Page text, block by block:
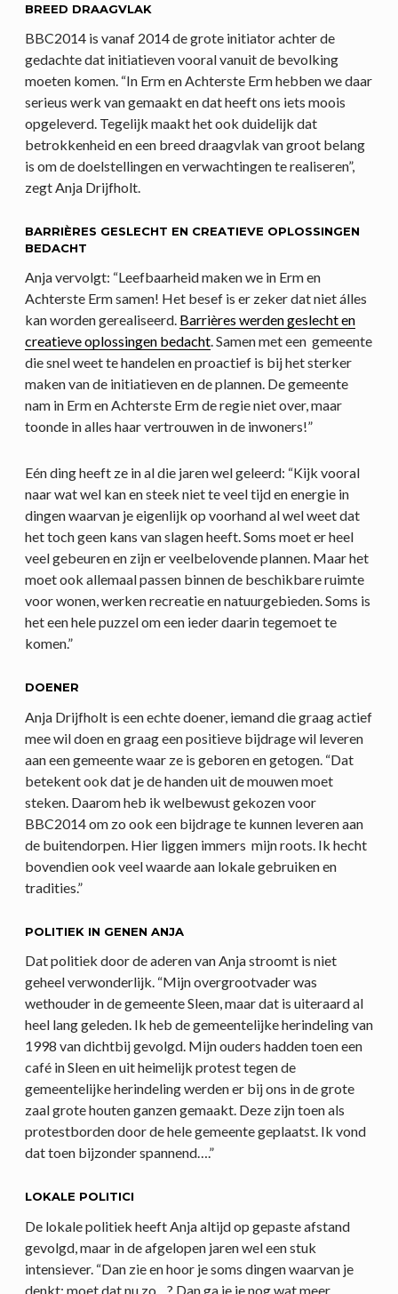
BREED DRAAGVLAK
BBC2014 is vanaf 2014 de grote initiator achter de
gedachte dat initiatieven vooral vanuit de bevolking
moeten komen. “In Erm en Achterste Erm hebben we daar
serieus werk van gemaakt en dat heeft ons iets moois
opgeleverd. Tegelijk maakt het ook duidelijk dat
betrokkenheid en een breed draagvlak van groot belang
is om de doelstellingen en verwachtingen te realiseren”,
zegt Anja Drijfholt.
BARRIÈRES GESLECHT EN CREATIEVE OPLOSSINGEN
BEDACHT
Anja vervolgt: “Leefbaarheid maken we in Erm en
Achterste Erm samen! Het besef is er zeker dat niet álles
kan worden gerealiseerd. Barrières werden geslecht en
creatieve oplossingen bedacht. Samen met een gemeente
die snel weet te handelen en proactief is bij het sterker
maken van de initiatieven en de plannen. De gemeente
nam in Erm en Achterste Erm de regie niet over, maar
toonde in alles haar vertrouwen in de inwoners!”
Eén ding heeft ze in al die jaren wel geleerd: “Kijk vooral
naar wat wel kan en steek niet te veel tijd en energie in
dingen waarvan je eigenlijk op voorhand al wel weet dat
het toch geen kans van slagen heeft. Soms moet er heel
veel gebeuren en zijn er veelbelovende plannen. Maar het
moet ook allemaal passen binnen de beschikbare ruimte
voor wonen, werken recreatie en natuurgebieden. Soms is
het een hele puzzel om een ieder daarin tegemoet te
komen.”
DOENER
Anja Drijfholt is een echte doener, iemand die graag actief
mee wil doen en graag een positieve bijdrage wil leveren
aan een gemeente waar ze is geboren en getogen. “Dat
betekent ook dat je de handen uit de mouwen moet
steken. Daarom heb ik welbewust gekozen voor
BBC2014 om zo ook een bijdrage te kunnen leveren aan
de buitendorpen. Hier liggen immers mijn roots. Ik hecht
bovendien ook veel waarde aan lokale gebruiken en
tradities.”
POLITIEK IN GENEN ANJA
Dat politiek door de aderen van Anja stroomt is niet
geheel verwonderlijk. “Mijn overgrootvader was
wethouder in de gemeente Sleen, maar dat is uiteraard al
heel lang geleden. Ik heb de gemeentelijke herindeling van
1998 van dichtbij gevolgd. Mijn ouders hadden toen een
café in Sleen en uit heimelijk protest tegen de
gemeentelijke herindeling werden er bij ons in de grote
zaal grote houten ganzen gemaakt. Deze zijn toen als
protestborden door de hele gemeente geplaatst. Ik vond
dat toen bijzonder spannend….”
LOKALE POLITICI
De lokale politiek heeft Anja altijd op gepaste afstand
gevolgd, maar in de afgelopen jaren wel een stuk
intensiever. “Dan zie en hoor je soms dingen waarvan je
denkt: moet dat nu zo…? Dan ga je je nog wat meer